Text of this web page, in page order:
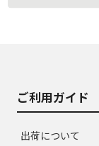
ご利用ガイド
出荷について